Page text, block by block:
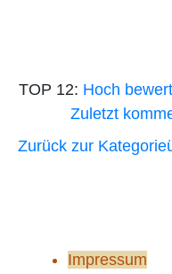
TOP 12: Hoch
Zuletzt
Zurück zur
Impressum